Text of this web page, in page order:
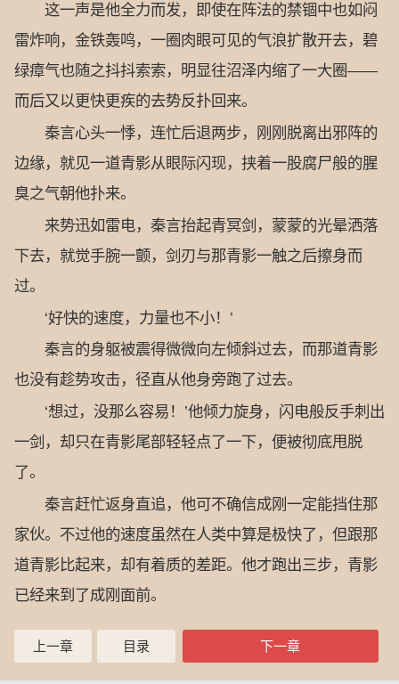
这一声是他全力而发，即使在阵法的禁锢中也如闷
雷炸响，金铁轰鸣，一圈肉眼可见的气浪扩散开去，碧
绿瘴气也随之抖抖索索，明显往沼泽内缩了一大圈——
而后又以更快更疾的去势反扑回来。
秦言心头一悸，连忙后退两步，刚刚脱离出邪阵的
边缘，就见一道青影从眼际闪现，挟着一股腐尸般的腥
臭之气朝他扑来。
来势迅如雷电，秦言抬起青冥剑，蒙蒙的光晕洒落
下去，就觉手腕一颤，剑刃与那青影一触之后擦身而
过。
‘好快的速度，力量也不小！’
秦言的身躯被震得微微向左倾斜过去，而那道青影
也没有趁势攻击，径直从他身旁跑了过去。
‘想过，没那么容易！’他倾力旋身，闪电般反手刺出
一剑，却只在青影尾部轻轻点了一下，便被彻底甩脱
了。
秦言赶忙返身直追，他可不确信成刚一定能挡住那
家伙。不过他的速度虽然在人类中算是极快了，但跟那
道青影比起来，却有着质的差距。他才跑出三步，青影
已经来到了成刚面前。
上一章 目录 下一章